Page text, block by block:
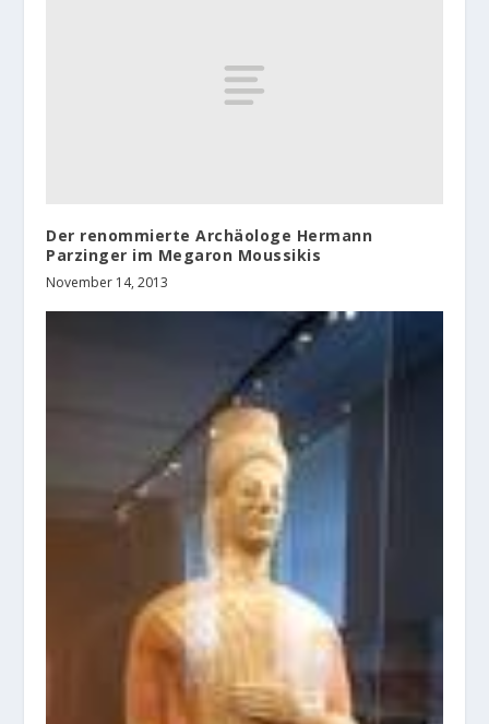
Der renommierte Archäologe Hermann
Parzinger im Megaron Moussikis
November 14, 2013